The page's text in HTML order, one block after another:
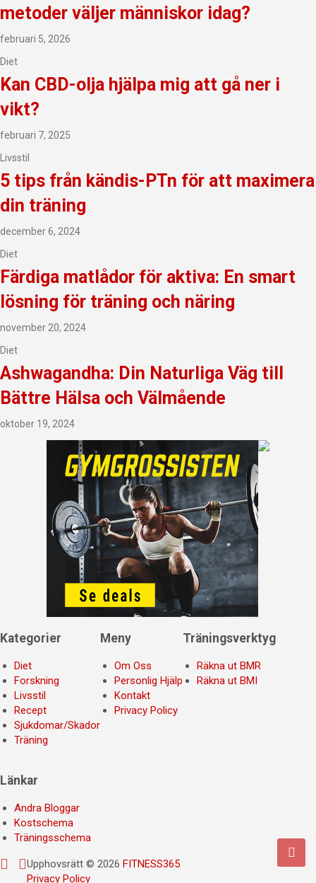
metoder väljer människor idag?
februari 5, 2026
Diet
Kan CBD-olja hjälpa mig att gå ner i
vikt?
februari 7, 2025
Livsstil
5 tips från kändis-PTn för att maximera
din träning
december 6, 2024
Diet
Färdiga matlådor för aktiva: En smart
lösning för träning och näring
november 20, 2024
Diet
Ashwagandha: Din Naturliga Väg till
Bättre Hälsa och Välmående
oktober 19, 2024
Kategorier
Diet
Forskning
Livsstil
Recept
Sjukdomar/Skador
Träning
Meny
Om Oss
Personlig Hjälp
Kontakt
Privacy Policy
Träningsverktyg
Räkna ut BMR
Räkna ut BMI
Länkar
Andra Bloggar
Kostschema
Träningsschema
Upphovsrätt © 2026 FITNESS365
Privacy Policy